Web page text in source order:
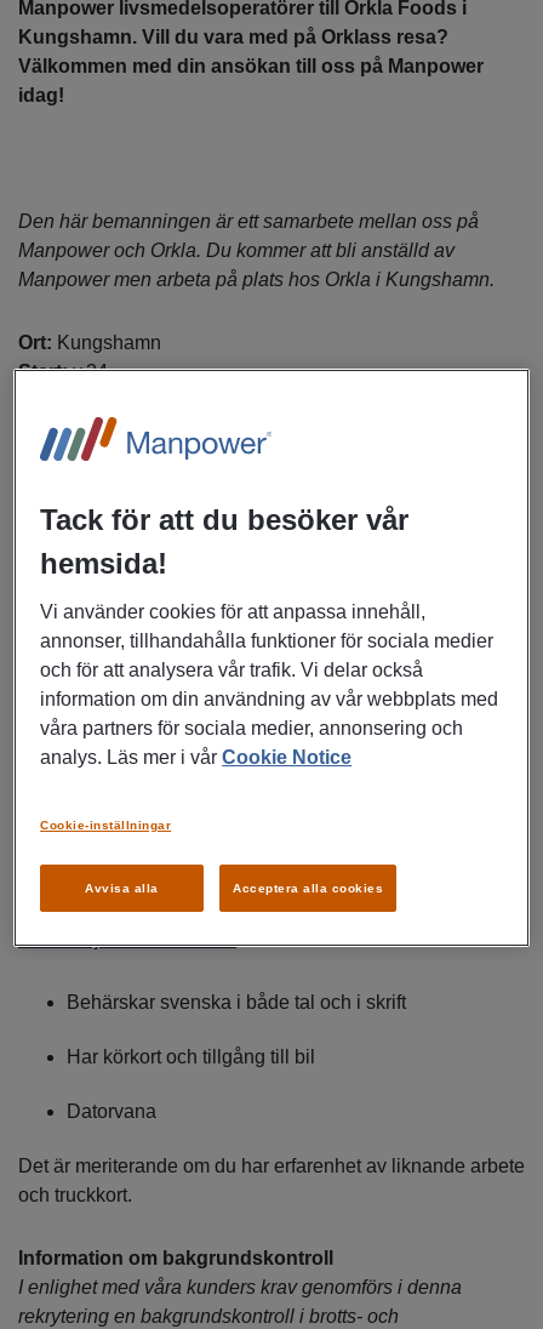
Manpower livsmedelsoperatörer till Orkla Foods i
Kungshamn. Vill du vara med på Orklass resa?
Välkommen med din ansökan till oss på Manpower
idag!
Den här bemanningen är ett samarbete mellan oss på
Manpower och Orkla. Du kommer att bli anställd av
Manpower men arbeta på plats hos Orkla i Kungshamn.
Ort: Kungshamn
Start:v.34
Anställning:6 månaders visstidsanställning med chans till
förlängning
Om jobbet
I rollen som livsmedelsoperatör ansvarar du för att
säkerställa korrekt råvaruhantering och produktion samt
förpacka produkter. Dessutom kommer du tillsammans med
ditt team övervaka och sköta maskiner samt övervaka
viktiga steg i tillverkningsprocessen.
Är du rätt för rollen som livsmedelsoperatör?
För att lyckas i uppdraget är det viktigt att du strävar efter att
är också viktigt att du har ett stort driv och att du känner ett
Behärskar svenska i både tal och i skrift
Har körkort och tillgång till bil
Datorvana
Det är meriterande om du har erfarenhet av liknande arbete
och truckkort.
Information om bakgrundskontroll
I enlighet med våra kunders krav genomförs i denna
rekrytering en bakgrundskontroll i brotts- och
Tack för att du besöker vår
hemsida!
Vi använder cookies för att anpassa innehåll,
annonser, tillhandahålla funktioner för sociala medier
och för att analysera vår trafik. Vi delar också
information om din användning av vår webbplats med
våra partners för sociala medier, annonsering och
analys. Läs mer i vårCookie Notice
Avvisa alla Acceptera alla cookies
Cookie-inställningar